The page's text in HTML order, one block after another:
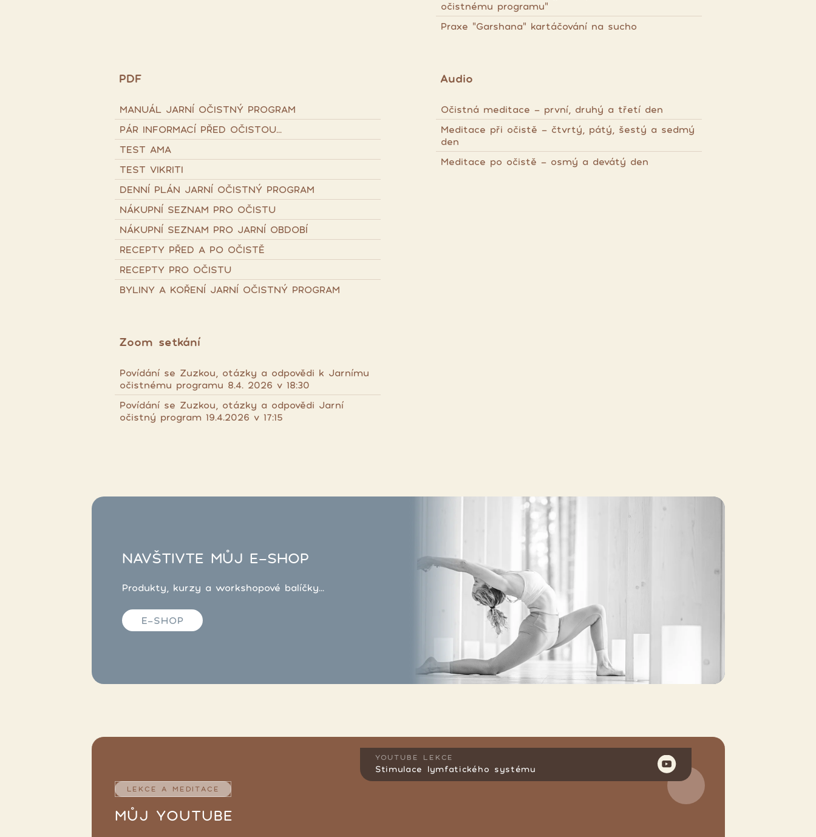
očistnému programu"
Praxe "Garshana" kartáčování na sucho
PDF
MANUÁL JARNÍ OČISTNÝ PROGRAM
PÁR INFORMACÍ PŘED OČISTOU...
TEST AMA
TEST VIKRITI
DENNÍ PLÁN JARNÍ OČISTNÝ PROGRAM
NÁKUPNÍ SEZNAM PRO OČISTU
NÁKUPNÍ SEZNAM PRO JARNÍ OBDOBÍ
RECEPTY PŘED A PO OČISTĚ
RECEPTY PRO OČISTU
BYLINY A KOŘENÍ JARNÍ OČISTNÝ PROGRAM
Audio
Očistná meditace - první, druhý a třetí den
Meditace při očistě - čtvrtý, pátý, šestý a sedmý
den
Meditace po očistě - osmý a devátý den
Zoom setkání
Povídání se Zuzkou, otázky a odpovědi k Jarnímu
očistnému programu 8.4. 2026 v 18:30
Povídání se Zuzkou, otázky a odpovědi Jarní
očistný program 19.4.2026 v 17:15
NAVŠTIVTE MŮJ E-SHOP
Produkty, kurzy a workshopové balíčky...
E-SHOP
LEKCE A MEDITACE
MŮJ YOUTUBE
YOUTUBE LEKCE
Stimulace lymfatického systému